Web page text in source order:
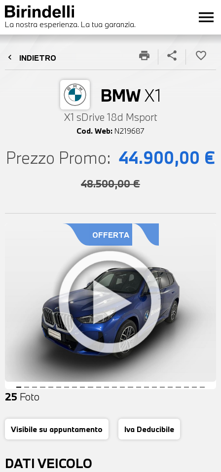
La nostra esperienza. La tua garanzia. menu
chevron_left INDIETRO
BMWX1
X1 sDrive 18d Msport
Cod. Web: N219687
print share favorite_border
Prezzo Promo: 44.900,00 €
48.500,00 €
OFFERTA
25 Foto
Visibile su appuntamento Iva Deducibile
DATI VEICOLO